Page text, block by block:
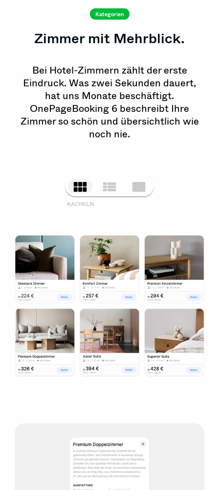
Kategorien
Zimmer mit Mehrblick.
Bei Hotel-Zimmern zählt der erste
Eindruck. Was zwei Sekunden dauert,
hat uns Monate beschäftigt.
OnePageBooking 6 beschreibt Ihre
Zimmer so schön und übersichtlich wie
noch nie.
KACHELN